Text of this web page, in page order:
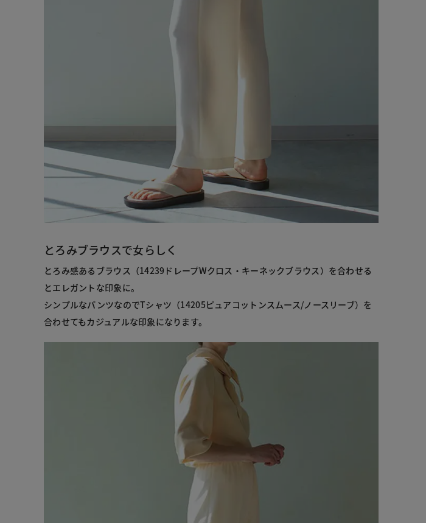
とろみブラウスで女らしく
とろみ感あるブラウス（14239ドレープWクロス・キーネックブラウス）を合わせる
とエレガントな印象に。
シンプルなパンツなのでTシャツ（14205ピュアコットンスムース/ノースリーブ）を
合わせてもカジュアルな印象になります。